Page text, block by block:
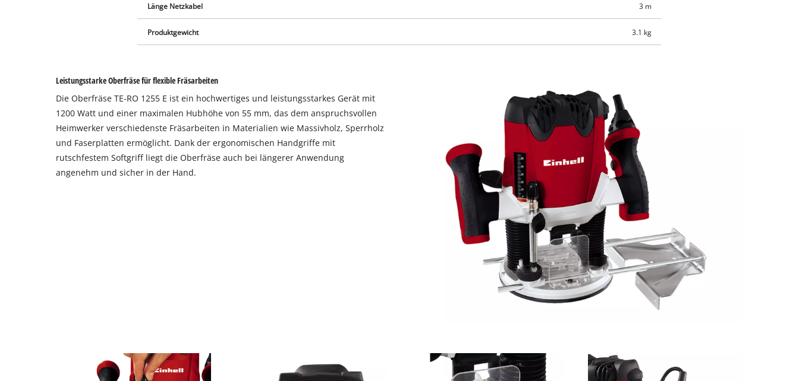
Google Maps laden zu können!
This content is not permitted to load due
to trackers that are not disclosed to the
visitor. The website owner needs to setup
the site with their CMP to add this content
to the list of technologies used.
Usercentrics Consent
Länge Netzkabel 3 m
Produktgewicht 3.1 kg
Leistungsstarke Oberfräse für flexible Fräsarbeiten
Die Oberfräse TE-RO 1255 E ist ein hochwertiges und leistungsstarkes Gerät mit
1200 Watt und einer maximalen Hubhöhe von 55 mm, das dem anspruchsvollen
Heimwerker verschiedenste Fräsarbeiten in Materialien wie Massivholz, Sperrholz
und Faserplatten ermöglicht. Dank der ergonomischen Handgriffe mit
rutschfestem Softgriff liegt die Oberfräse auch bei längerer Anwendung
angenehm und sicher in der Hand.